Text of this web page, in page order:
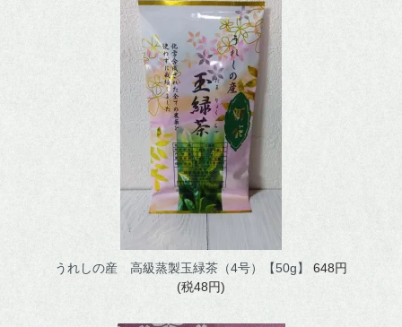
うれしの産 高級蒸製玉緑茶（4号）【50g】
648円
(税48円)